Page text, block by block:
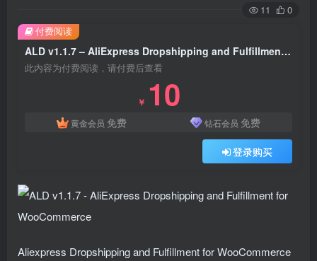
11 0
ALD v1.1.7 – AliExpress Dropshipping and Fulfillment for WooCommerce Plugins
此内容为付费阅读，请付费后查看
￥ 10
黄金会员 免费 钻石会员 免费
登录购买
付费阅读
Aliexpress Dropshipping and Fulfillment for WooCommerce